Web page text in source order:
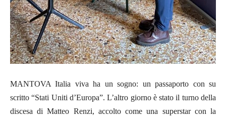
MANTOVA Italia viva ha un sogno: un passaporto con su
scritto “Stati Uniti d’Europa”. L’altro giorno è stato il turno della
discesa di Matteo Renzi, accolto come una superstar con la